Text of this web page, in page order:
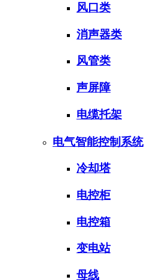
风口类
消声器类
风管类
声屏障
电缆托架
电气智能控制系统
冷却塔
电控柜
电控箱
变电站
母线